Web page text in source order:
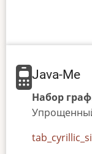
Java-Me
Набор
JAR